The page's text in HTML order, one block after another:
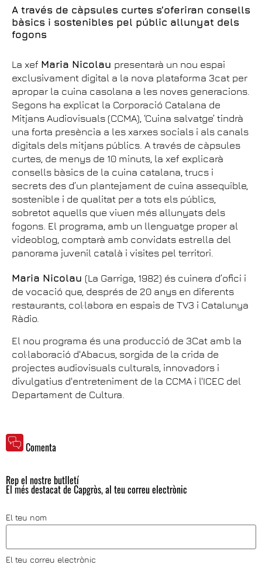
A través de càpsules curtes s’oferiran consells
bàsics i sostenibles pel públic allunyat dels
fogons
La xef Maria Nicolau presentarà un nou espai
exclusivament digital a la nova plataforma 3cat per
apropar la cuina casolana a les noves generacions.
Segons ha explicat la Corporació Catalana de
Mitjans Audiovisuals (CCMA), ‘Cuina salvatge’ tindrà
una forta presència a les xarxes socials i als canals
digitals dels mitjans públics. A través de càpsules
curtes, de menys de 10 minuts, la xef explicarà
consells bàsics de la cuina catalana, trucs i
secrets des d’un plantejament de cuina assequible,
sostenible i de qualitat per a tots els públics,
sobretot aquells que viuen més allunyats dels
fogons. El programa, amb un llenguatge proper al
videoblog, comptarà amb convidats estrella del
panorama juvenil català i visites pel territori.
Maria Nicolau (La Garriga, 1982) és cuinera d’ofici i
de vocació que, després de 20 anys en diferents
restaurants, col·labora en espais de TV3 i Catalunya
Ràdio.
El nou programa és una producció de 3Cat amb la
col·laboració d'Abacus, sorgida de la crida de
projectes audiovisuals culturals, innovadors i
divulgatius d'entreteniment de la CCMA i l'ICEC del
Departament de Cultura.
Comenta
Rep el nostre butlletí
El més destacat de Capgròs, al teu correu electrònic
El teu nom
El teu correu electrònic